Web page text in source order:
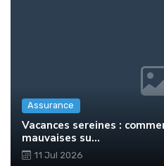
Assurance
Vacances sereines :
mauvaises su...
11 Jul 2026